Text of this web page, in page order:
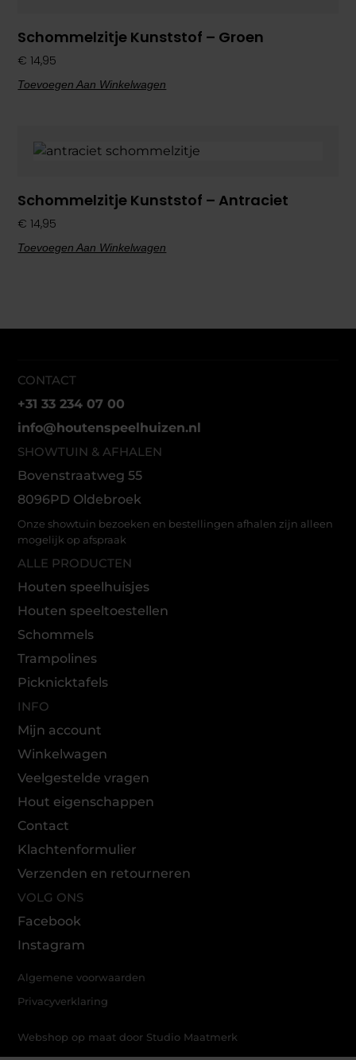
Schommelzitje Kunststof – Groen
€ 14,95
Toevoegen Aan Winkelwagen
Schommelzitje Kunststof – Antraciet
€ 14,95
Toevoegen Aan Winkelwagen
CONTACT
+31 33 234 07 00
info@houtenspeelhuizen.nl
SHOWTUIN & AFHALEN
Bovenstraatweg 55
8096PD Oldebroek
Onze showtuin bezoeken en bestellingen afhalen zijn alleen
mogelijk op afspraak
ALLE PRODUCTEN
Houten speelhuisjes
Houten speeltoestellen
Schommels
Trampolines
Picknicktafels
INFO
Mijn account
Winkelwagen
Veelgestelde vragen
Hout eigenschappen
Contact
Klachtenformulier
Verzenden en retourneren
VOLG ONS
Facebook
Instagram
Webshop op maat door Studio Maatmerk
Algemene voorwaarden
Privacyverklaring